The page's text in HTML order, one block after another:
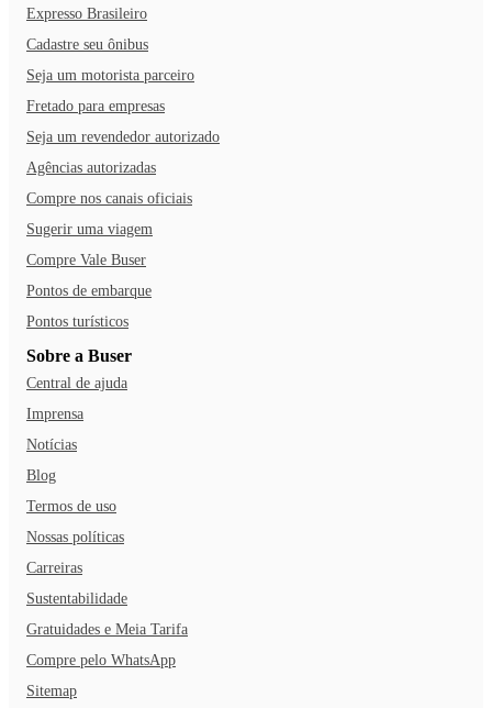
Expresso Brasileiro
Cadastre seu ônibus
Seja um motorista parceiro
Fretado para empresas
Seja um revendedor autorizado
Agências autorizadas
Compre nos canais oficiais
Sugerir uma viagem
Compre Vale Buser
Pontos de embarque
Pontos turísticos
Sobre a Buser
Central de ajuda
Imprensa
Notícias
Blog
Termos de uso
Nossas políticas
Carreiras
Sustentabilidade
Gratuidades e Meia Tarifa
Compre pelo WhatsApp
Sitemap